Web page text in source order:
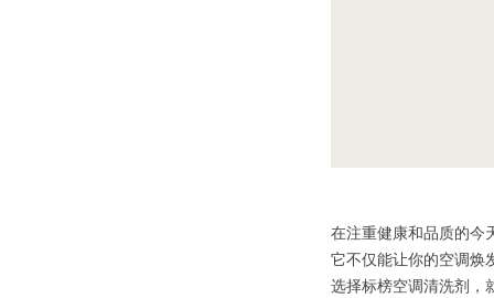
在注重健康和品质的今
它不仅能让你的空调焕
选择标榜空调清洗剂，